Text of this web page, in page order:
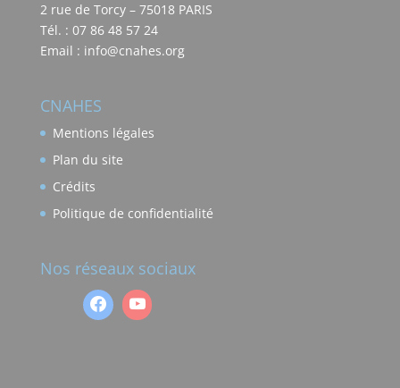
2 rue de Torcy – 75018 PARIS
Tél. : 07 86 48 57 24
Email : info@cnahes.org
CNAHES
Mentions légales
Plan du site
Crédits
Politique de confidentialité
Nos réseaux sociaux